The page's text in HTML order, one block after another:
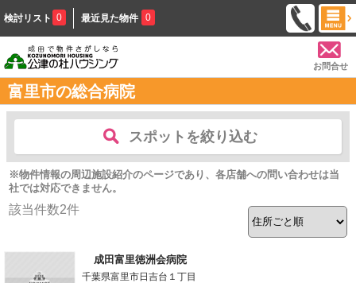
検討リスト 0 最近見た物件 0
お問合せ
富里市の総合病院
スポットを絞り込む
※物件情報の周辺施設紹介のページであり、各店舗への問い合わせは当
社では対応できません。
該当件数2件
成田富里徳洲会病院
千葉県富里市日吉台１丁目